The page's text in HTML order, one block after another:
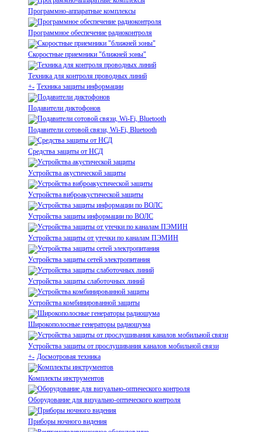
Программно-аппаратные комплексы
Программное обеспечение радиоконтроля
Скоростные приемники "ближней зоны"
Техника для контроля проводных линий
+- Техника защиты информации
Подавители диктофонов
Подавители сотовой связи, Wi-Fi, Bluetooth
Средства защиты от НСД
Устройства акустической защиты
Устройства виброакустической защиты
Устройства защиты информации по ВОЛС
Устройства защиты от утечки по каналам ПЭМИН
Устройства защиты сетей электропитания
Устройства защиты слаботочных линий
Устройства комбинированной защиты
Широкополосные генераторы радиошума
Устройства защиты от прослушивания каналов мобильной связи
+- Досмотровая техника
Комплекты инструментов
Оборудование для визуально-оптического контроля
Приборы ночного видения